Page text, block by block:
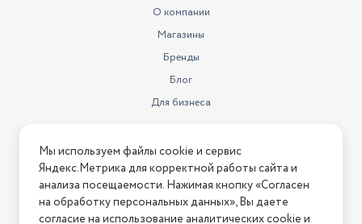
О компании
Магазины
Бренды
Блог
Для бизнеса
Информация
Условия оплаты
Условия доставки
Условия возврата
Мы используем файлы cookie и сервис
Яндекс.Метрика для корректной работы сайта и
анализа посещаемости. Нажимая кнопку «Согласен
на обработку персональных данных», Вы даете
согласие на использование аналитических cookie и